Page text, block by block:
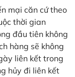
mại căn cứ theo
thời gian
đầu tiên không
hàng sẽ không
liên kết trong
hủy đi liên kết